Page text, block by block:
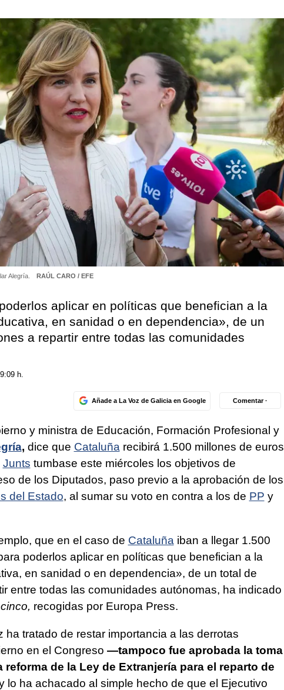
Alegría. RAÚL CARO / EFE
aplicar en políticas que benefician a la
en sanidad o en dependencia», de un
a repartir entre todas las comunidades
h.
Añade a La Voz de Galicia en Google Comentar ·
y ministra de Educación, Formación Profesional y
, dice que Cataluña recibirá 1.500 millones de euros
Junts tumbase este miércoles los objetivos de
de los Diputados, paso previo a la aprobación de los
del Estado, al sumar su voto en contra a los de PP y
que en el caso de Cataluña iban a llegar 1.500
poderlos aplicar en políticas que benefician a la
en sanidad o en dependencia», de un total de
entre todas las comunidades autónomas, ha indicado
recogidas por Europa Press.
ha tratado de restar importancia a las derrotas
en el Congreso —tampoco fue aprobada la toma
de la Ley de Extranjería para el reparto de
lo ha achacado al simple hecho de que el Ejecutivo